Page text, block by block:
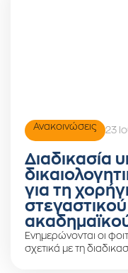
Ανακοινώσεις 23
Διαδικασία
για τη
Ενημερώνονται οι
σχετικά με τη